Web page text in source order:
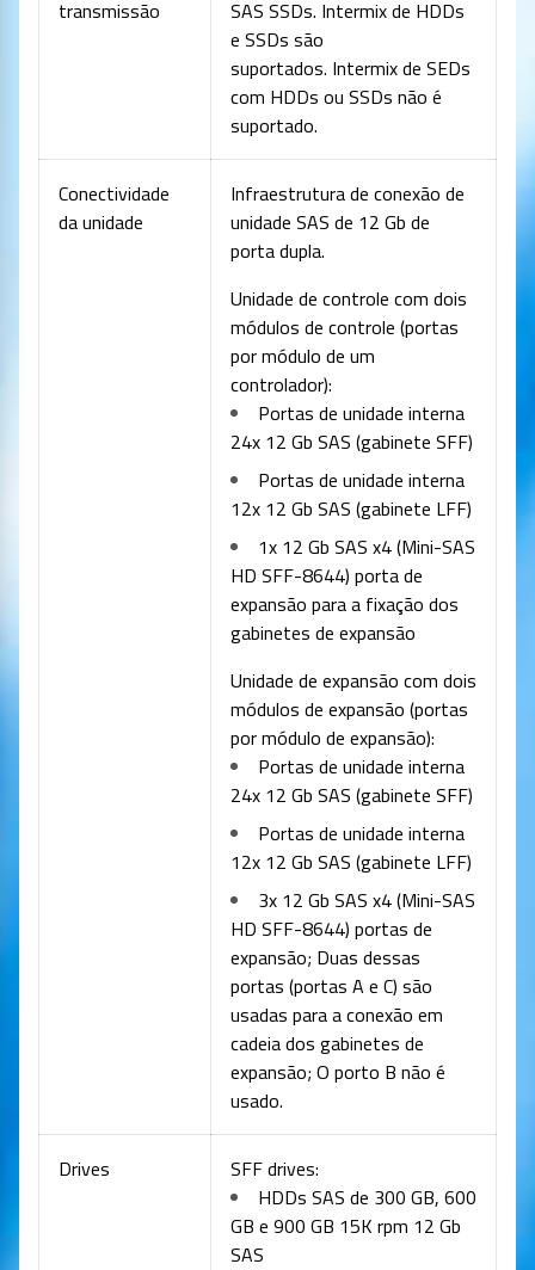
transmissão
SAS SSDs. Intermix de HDDs
e SSDs são
suportados. Intermix de SEDs
com HDDs ou SSDs não é
suportado.
Conectividade
da unidade
Infraestrutura de conexão de
unidade SAS de 12 Gb de
porta dupla.
Unidade de controle com dois
módulos de controle (portas
por módulo de um
controlador):
Portas de unidade interna
24x 12 Gb SAS (gabinete SFF)
Portas de unidade interna
12x 12 Gb SAS (gabinete LFF)
1x 12 Gb SAS x4 (Mini-SAS
HD SFF-8644) porta de
expansão para a fixação dos
gabinetes de expansão
Unidade de expansão com dois
módulos de expansão (portas
por módulo de expansão):
Portas de unidade interna
24x 12 Gb SAS (gabinete SFF)
Portas de unidade interna
12x 12 Gb SAS (gabinete LFF)
3x 12 Gb SAS x4 (Mini-SAS
HD SFF-8644) portas de
expansão; Duas dessas
portas (portas A e C) são
usadas para a conexão em
cadeia dos gabinetes de
expansão; O porto B não é
usado.
Drives
SFF drives:
HDDs SAS de 300 GB, 600
GB e 900 GB 15K rpm 12 Gb
SAS